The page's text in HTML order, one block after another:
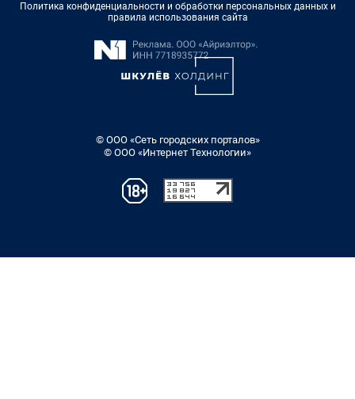
Политика конфиденциальности и обработки персональных данных и
правила использования сайта
© ООО «Сеть городских порталов»
© ООО «Интернет Технологии»